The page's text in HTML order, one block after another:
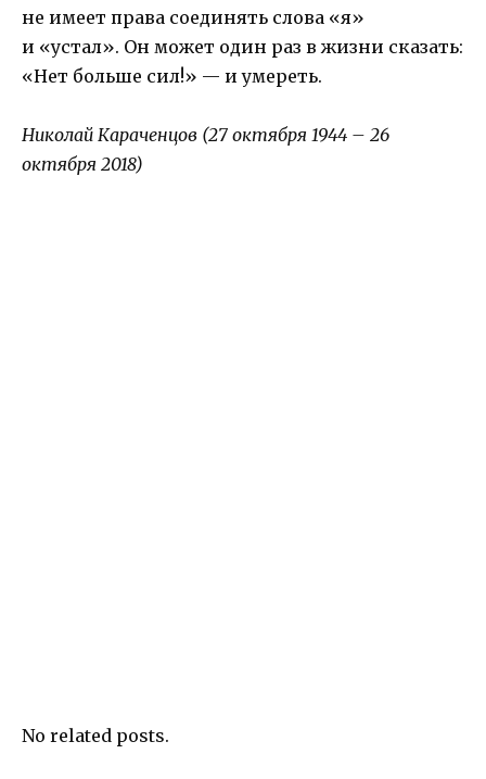
не имеет права соединять слова «я»
и «устал». Он может один раз в жизни сказать:
«Нет больше сил!» — и умереть.
Николай Караченцов (27 октября 1944 – 26
октября 2018)
No related posts.